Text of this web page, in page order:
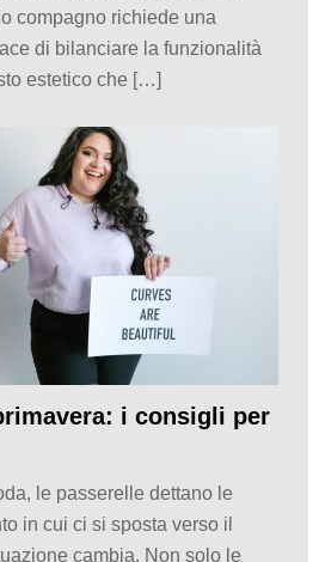
compagno richiede una
di bilanciare la funzionalità
estetico che […]
i consigli per
le passerelle dettano le
in cui ci si sposta verso il
cambia. Non solo le